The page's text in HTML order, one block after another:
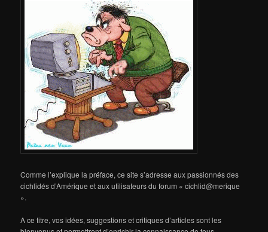
Comme l’explique la préface, ce site s’adresse aux passionnés des
cichlidés d’Amérique et aux utilisateurs du forum « cichlid@merique
».
A ce titre, vos idées, suggestions et critiques d’articles sont les